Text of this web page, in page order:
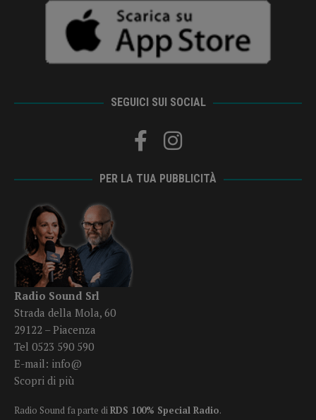
SEGUICI SUI SOCIAL
PER LA TUA PUBBLICITÀ
Radio Sound Srl
Strada della Mola, 60
29122 – Piacenza
Tel 0523 590 590
E-mail: info@
Scopri di più
Radio Sound fa parte diRDS 100% Special Radio.